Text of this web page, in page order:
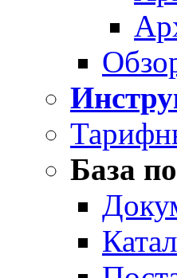
База